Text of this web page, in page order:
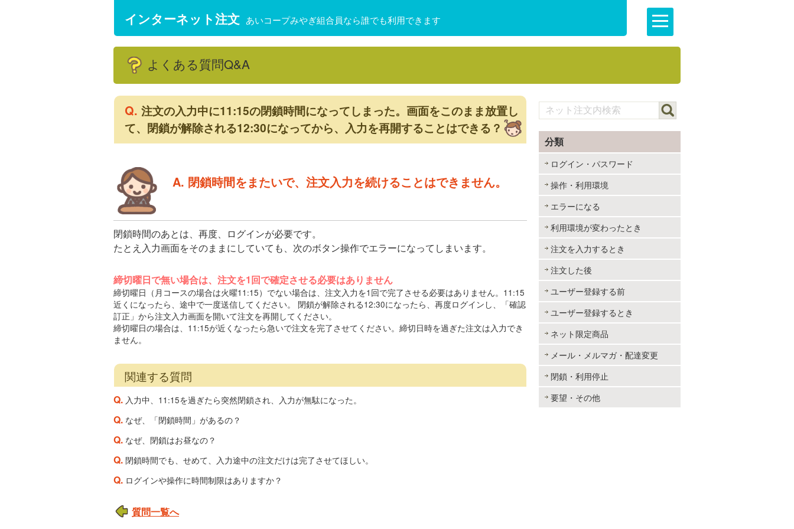
インターネット注文 あいコープみやぎ組合員なら誰でも利用できます
よくある質問Q&A
Q. 注文の入力中に11:15の閉鎖時間になってしまった。画面をこのまま放置し
て、閉鎖が解除される12:30になってから、入力を再開することはできる？
A. 閉鎖時間をまたいで、注文入力を続けることはできません。
閉鎖時間のあとは、再度、ログインが必要です。
たとえ入力画面をそのままにしていても、次のボタン操作でエラーになってしまいます。
締切曜日で無い場合は、注文を1回で確定させる必要はありません
締切曜日（月コースの場合は火曜11:15）でない場合は、注文入力を1回で完了させる必要はありません。11:15
近くになったら、途中で一度送信してください。 閉鎖が解除される12:30になったら、再度ログインし、「確認
訂正」から注文入力画面を開いて注文を再開してください。
締切曜日の場合は、11:15が近くなったら急いで注文を完了させてください。締切日時を過ぎた注文は入力でき
ません。
関連する質問
Q. 入力中、11:15を過ぎたら突然閉鎖され、入力が無駄になった。
Q. なぜ、「閉鎖時間」があるの？
Q. なぜ、閉鎖はお昼なの？
Q. 閉鎖時間でも、せめて、入力途中の注文だけは完了させてほしい。
Q. ログインや操作に時間制限はありますか？
質問一覧へ
分類
ログイン・パスワード
操作・利用環境
エラーになる
利用環境が変わったとき
注文を入力するとき
注文した後
ユーザー登録する前
ユーザー登録するとき
ネット限定商品
メール・メルマガ・配達変更
閉鎖・利用停止
要望・その他